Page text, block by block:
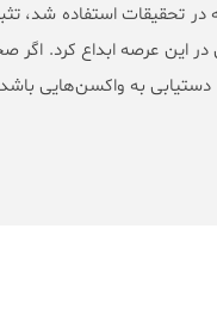
در تحقیقات استفاده شد،
در این عرصه ابداع کرد.
دستیابی به واکسن‌‌هایی